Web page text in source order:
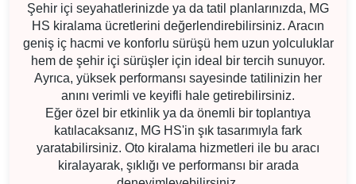
Şehir içi seyahatlerinizde ya da tatil planlarınızda, MG
HS kiralama ücretlerini değerlendirebilirsiniz. Aracın
geniş iç hacmi ve konforlu sürüşü hem uzun yolculuklar
hem de şehir içi sürüşler için ideal bir tercih sunuyor.
Ayrıca, yüksek performansı sayesinde tatilinizin her
anını verimli ve keyifli hale getirebilirsiniz.
Eğer özel bir etkinlik ya da önemli bir toplantıya
katılacaksanız, MG HS'in şık tasarımıyla fark
yaratabilirsiniz. Oto kiralama hizmetleri ile bu aracı
kiralayarak, şıklığı ve performansı bir arada